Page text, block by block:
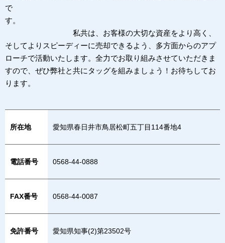
で
す。
私共は、お客様の大切な資産をより高く、
そしてよりスピーディーに売却できるよう、多方面からのアプ
ローチで活動いたします。全力でお取り組みさせていただきま
すので、ぜひ弊社と共にタッグを組みましょう！お待ちしてお
ります。
所在地 愛知県春日井市鳥居松町五丁目114番地4
電話番号 0568-44-0888
FAX番号 0568-44-0087
免許番号 愛知県知事(2)第23502号